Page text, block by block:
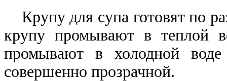
Крупу для супа готовят по
крупу промывают в теплой
промывают в холодной
совершенно прозрачной.